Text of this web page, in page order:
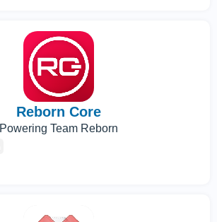
Reborn Core
Powering Team Reborn